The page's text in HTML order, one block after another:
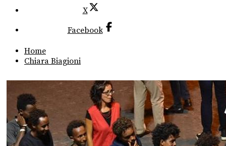
X
Facebook
Home
Chiara Biagioni